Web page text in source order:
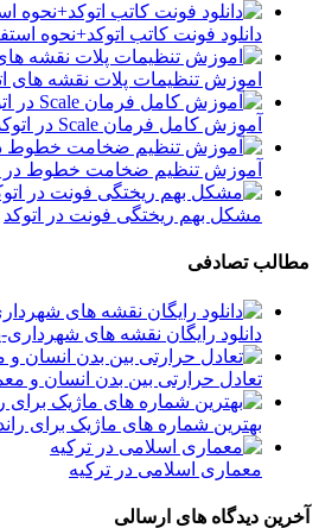
دانلود فونت کاتب اتوکد+نحوه
اموزش تنظیمات پلات نقشه های
آموزش کامل فرمان Scale در اتوکد
آموزش تنظیم ضخامت خطوط در
مشکل بهم ریختگی فونت در اتوکد
مطالب تصادفی
دانلود رایگان نقشه های
تعادل حرارتی بین بدن انسان و
بهترین شماره های ماژیک برای
معماری اسلامی در ترکیه
آخرین دیدگاه های ارسالی